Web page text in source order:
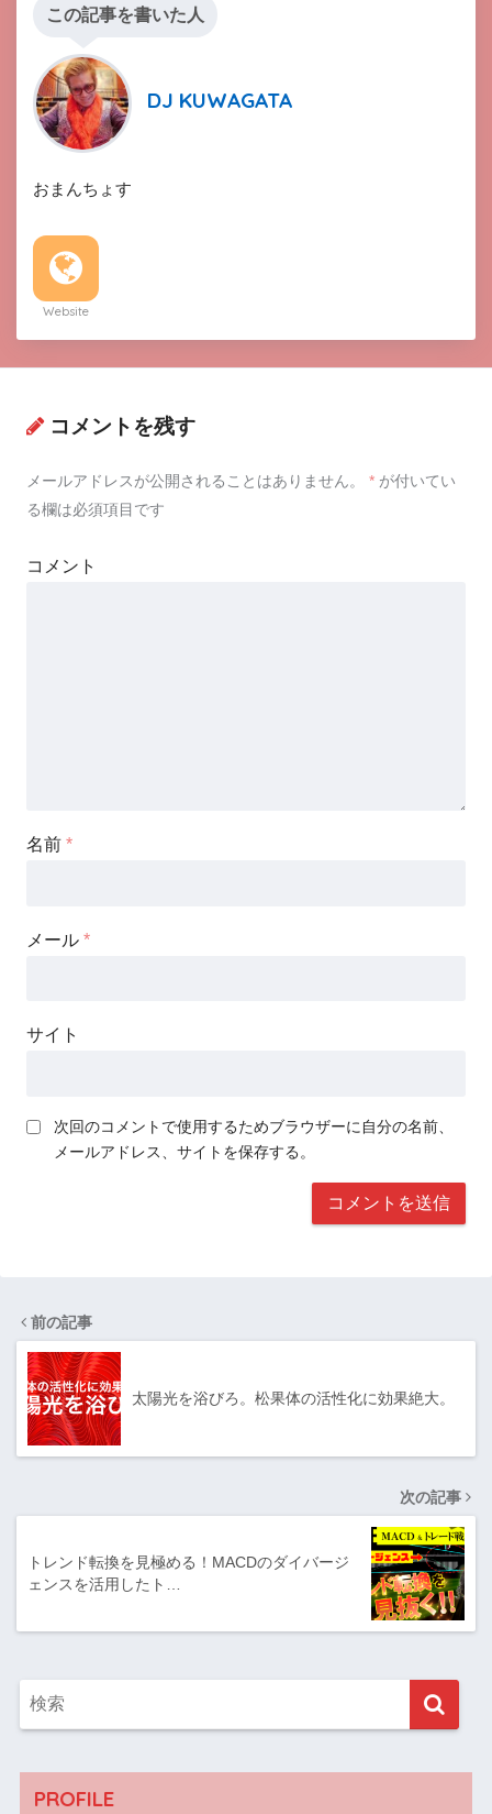
この記事を書いた人
DJ KUWAGATA
おまんちょす
Website
コメントを残す
メールアドレスが公開されることはありません。 * が付いてい
る欄は必須項目です
コメント
名前 *
メール *
サイト
次回のコメントで使用するためブラウザーに自分の名前、
メールアドレス、サイトを保存する。
前の記事
太陽光を浴びろ。松果体の活性化に効果絶大。
次の記事
トレンド転換を見極める！MACDのダイバージ
ェンスを活用したト…
PROFILE